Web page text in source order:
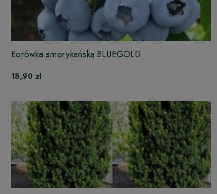
Borówka amerykańska BLUEGOLD
18,90 zł